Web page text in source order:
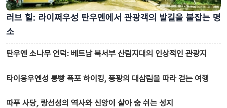
러브 힐: 라이쩌우성 탄우옌에서 관광객의 발길을 붙잡는 명
소
탄우옌 소나무 언덕: 베트남 북서부 산림지대의 인상적인 관광지
타이응우옌성 룽빵 폭포 하이킹, 퐁꽝의 대삼림을 따라 걷는 여행
따푸 사당, 랑선성의 역사와 신앙이 살아 숨 쉬는 성지